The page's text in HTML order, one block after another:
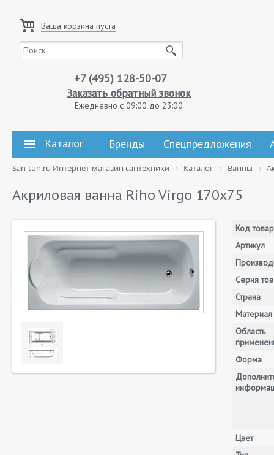
Ваша корзина пуста
+7 (495) 128-50-07
Заказать обратный звонок
Ежедневно с 09:00 до 23:00
Каталог Бренды Спецпредложения
San-tun.ru Интернет-магазин сантехники Каталог Ванны
Акриловая ванна Riho Virgo 170х75
Код
Артикул
Серия
Страна
Материал
Область
Форма
Цвет